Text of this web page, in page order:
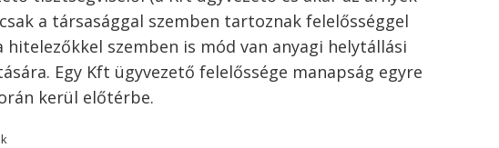
a társasággal szemben tartoznak felelősséggel
szemben is mód van anyagi helytállási
Egy Kft ügyvezető felelőssége manapság egyre
kerül előtérbe.